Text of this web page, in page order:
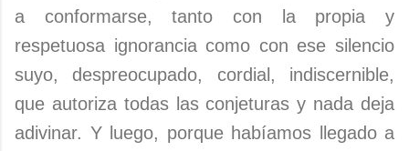
a conformarse, tanto con la propia y
respetuosa ignorancia como con ese silencio
suyo, despreocupado, cordial, indiscernible,
que autoriza todas las conjeturas y nada deja
adivinar. Y luego, porque habíamos llegado a